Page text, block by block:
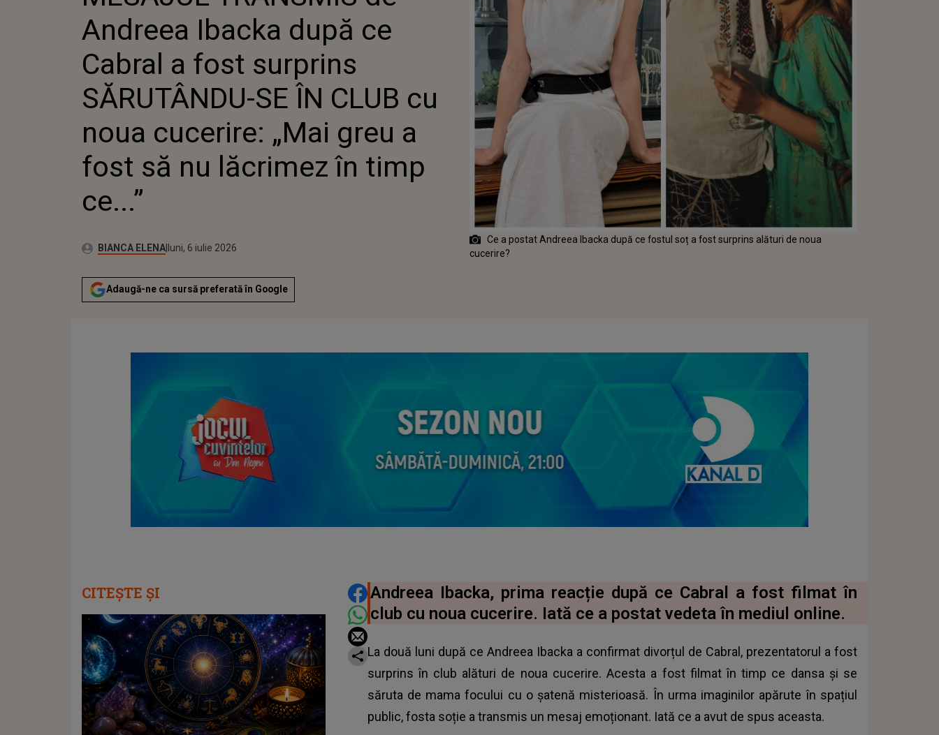
NOUA CUCERIRE: „MAI GREU A FOST SĂ
NU LĂCRIMEZ ÎN TIMP CE...”
Andreea Ibacka după ce
Cabral a fost surprins
SĂRUTÂNDU-SE ÎN CLUB cu
noua cucerire: „Mai greu a
fost să nu lăcrimez în timp
ce...”
Autor:BIANCA ELENA Publicat:
luni, 6 iulie 2026
Adaugă-ne ca sursă preferată în Google
Ce a postat Andreea Ibacka după ce fostul soț a fost surprins alături de noua
cucerire?
DISTRIBUIE ARTICOLUL
Andreea Ibacka, prima reacție după ce Cabral a fost filmat în
club cu noua cucerire. Iată ce a postat vedeta în mediul online.
La două luni după ce Andreea Ibacka a confirmat divorțul de Cabral, prezentatorul a fost
surprins în club alături de noua cucerire. Acesta a fost filmat în timp ce dansa și se
săruta de mama focului cu o șatenă misterioasă. În urma imaginilor apărute în spațiul
public, fosta soție a transmis un mesaj emoționant. Iată ce a avut de spus aceasta.
CITEȘTE ȘI